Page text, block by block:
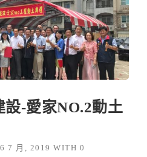
設-愛家NO.2動土
7 月, 2019 WITH 0